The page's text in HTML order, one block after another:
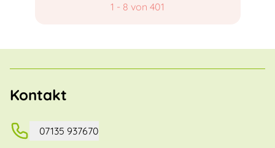
1 - 8 von 401
Kontakt
07135 937670